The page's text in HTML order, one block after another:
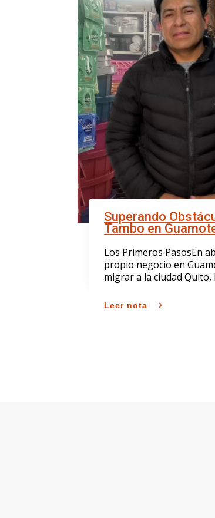
Superando
Tambo en
Los Primeros PasosEn
propio negocio en
migrar a la ciudad
Leer nota